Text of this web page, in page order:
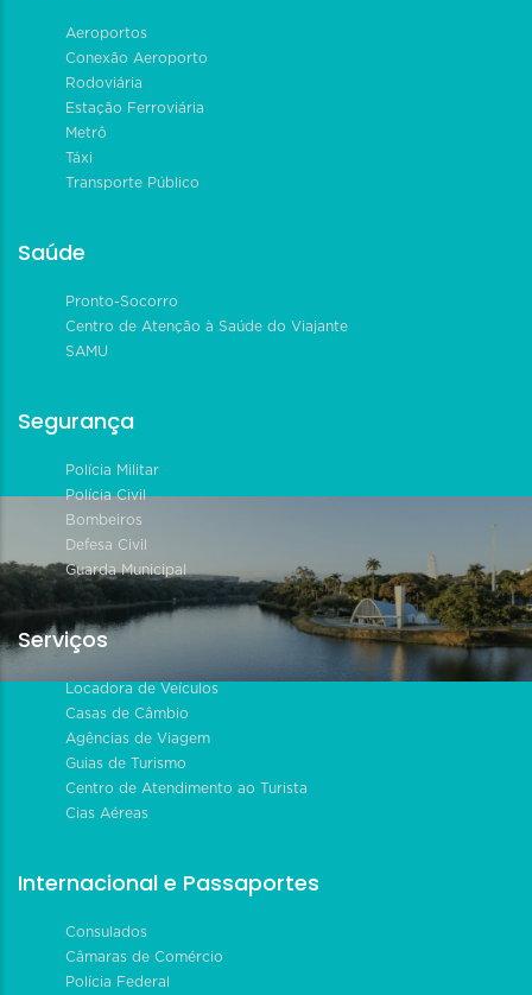
Aeroportos
Conexão Aeroporto
Rodoviária
Estação Ferroviária
Metrô
Táxi
Transporte Público
Saúde
Pronto-Socorro
Centro de Atenção à Saúde do Viajante
SAMU
Segurança
Polícia Militar
Polícia Civil
Bombeiros
Defesa Civil
Guarda Municipal
Serviços
Locadora de Veículos
Casas de Câmbio
Agências de Viagem
Guias de Turismo
Centro de Atendimento ao Turista
Cias Aéreas
Internacional e Passaportes
Consulados
Câmaras de Comércio
Polícia Federal